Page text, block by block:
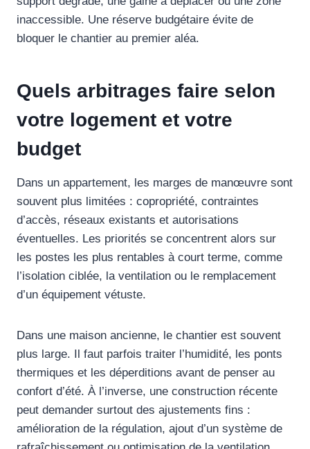
inaccessible. Une réserve budgétaire évite de
bloquer le chantier au premier aléa.
Quels arbitrages faire selon
votre logement et votre
budget
Dans un appartement, les marges de manœuvre sont
souvent plus limitées : copropriété, contraintes
d’accès, réseaux existants et autorisations
éventuelles. Les priorités se concentrent alors sur
les postes les plus rentables à court terme, comme
l’isolation ciblée, la ventilation ou le remplacement
d’un équipement vétuste.
Dans une maison ancienne, le chantier est souvent
plus large. Il faut parfois traiter l’humidité, les ponts
thermiques et les déperditions avant de penser au
confort d’été. À l’inverse, une construction récente
peut demander surtout des ajustements fins :
amélioration de la régulation, ajout d’un système de